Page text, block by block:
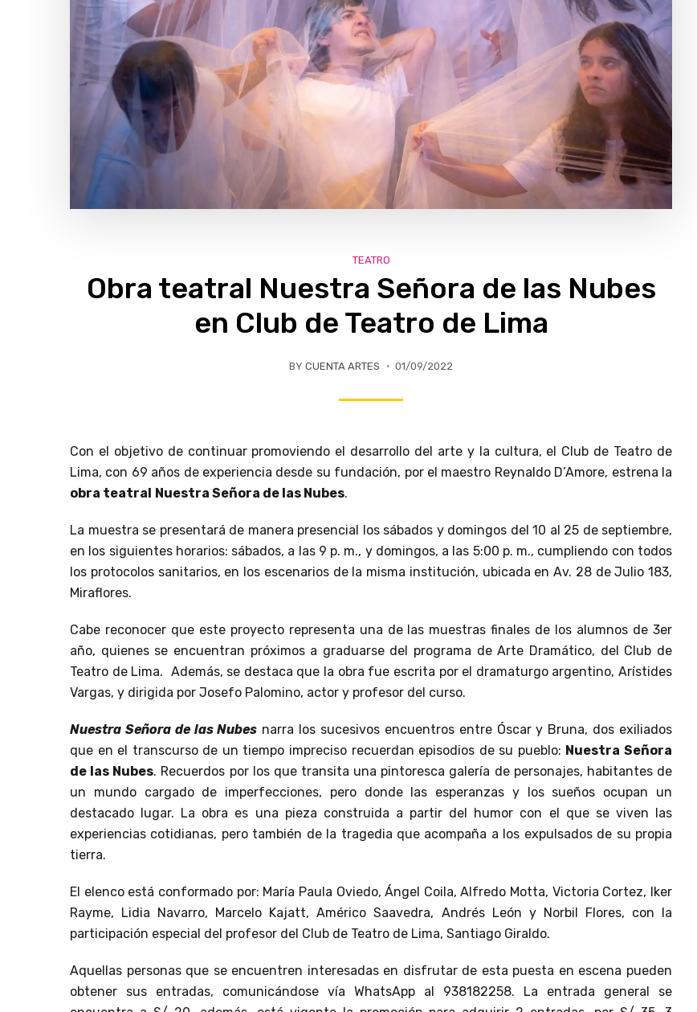
TEATRO
Obra teatral Nuestra Señora de las Nubes
en Club de Teatro de Lima
BY CUENTA ARTES 01/09/2022
Con el objetivo de continuar promoviendo el desarrollo del arte y la cultura, el Club de Teatro de
Lima, con 69 años de experiencia desde su fundación, por el maestro Reynaldo D’Amore, estrena la
obra teatral Nuestra Señora de las Nubes.
La muestra se presentará de manera presencial los sábados y domingos del 10 al 25 de septiembre,
en los siguientes horarios: sábados, a las 9 p. m., y domingos, a las 5:00 p. m., cumpliendo con todos
los protocolos sanitarios, en los escenarios de la misma institución, ubicada en Av. 28 de Julio 183,
Miraflores.
Cabe reconocer que este proyecto representa una de las muestras finales de los alumnos de 3er
año, quienes se encuentran próximos a graduarse del programa de Arte Dramático, del Club de
Teatro de Lima. Además, se destaca que la obra fue escrita por el dramaturgo argentino, Arístides
Vargas, y dirigida por Josefo Palomino, actor y profesor del curso.
Nuestra Señora de las Nubes narra los sucesivos encuentros entre Óscar y Bruna, dos exiliados
que en el transcurso de un tiempo impreciso recuerdan episodios de su pueblo: Nuestra Señora
de las Nubes. Recuerdos por los que transita una pintoresca galería de personajes, habitantes de
un mundo cargado de imperfecciones, pero donde las esperanzas y los sueños ocupan un
destacado lugar. La obra es una pieza construida a partir del humor con el que se viven las
experiencias cotidianas, pero también de la tragedia que acompaña a los expulsados de su propia
tierra.
El elenco está conformado por: María Paula Oviedo, Ángel Coila, Alfredo Motta, Victoria Cortez, Iker
Rayme, Lidia Navarro, Marcelo Kajatt, Américo Saavedra, Andrés León y Norbil Flores, con la
participación especial del profesor del Club de Teatro de Lima, Santiago Giraldo.
Aquellas personas que se encuentren interesadas en disfrutar de esta puesta en escena pueden
obtener sus entradas, comunicándose vía WhatsApp al 938182258. La entrada general se